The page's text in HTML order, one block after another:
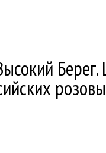
Берег.